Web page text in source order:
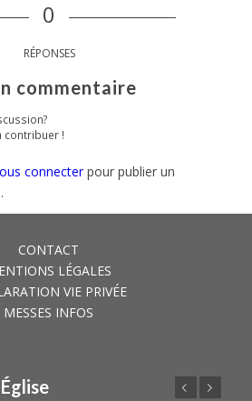
0
RÉPONSES
commentaire
contribuer !
connecterpour publier un
CONTACT
LÉGALES
VIE PRIVÉE
MESSES INFOS